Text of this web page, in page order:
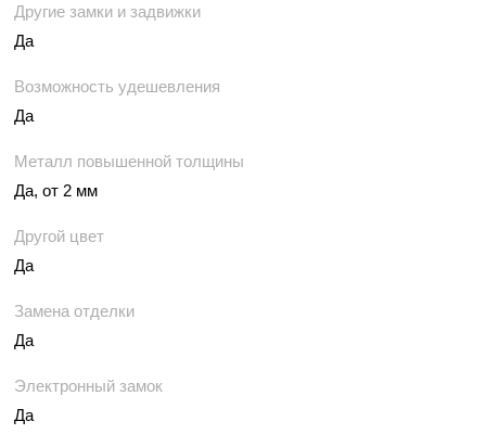
Другие замки и задвижки
Да
Возможность удешевления
Да
Металл повышенной толщины
Да, от 2 мм
Другой цвет
Да
Замена отделки
Да
Электронный замок
Да